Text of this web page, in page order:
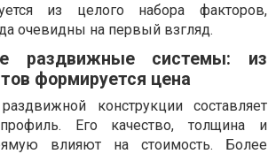
из целого набора факторов,
очевидны на первый взгляд.
раздвижные системы: из
формируется цена
конструкции составляет
Его качество, толщина и
влияют на стоимость. Более